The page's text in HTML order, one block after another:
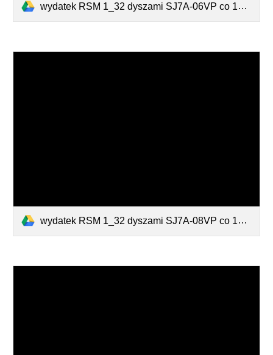
wydatek RSM 1_32 dyszami SJ7A-06VP co 100 cm na belce opryskowej.pdf
wydatek RSM 1_32 dyszami SJ7A-08VP co 100 cm na belce opryskowej.pdf